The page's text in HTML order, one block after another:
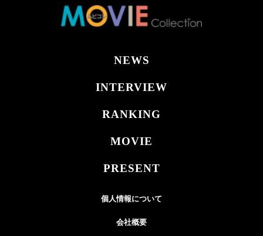
NEWS
INTERVIEW
RANKING
MOVIE
PRESENT
個人情報について
会社概要